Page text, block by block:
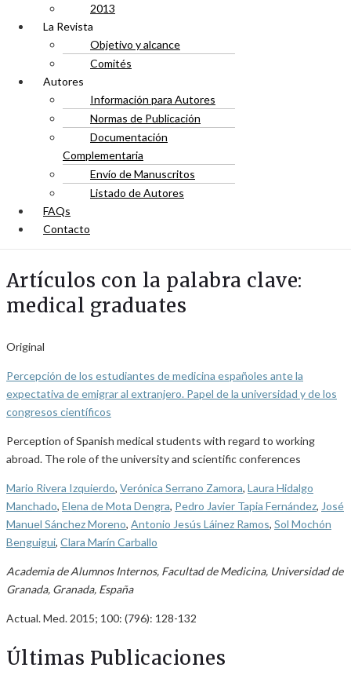
2013
La Revista
Objetivo y alcance
Comités
Autores
Información para Autores
Normas de Publicación
Documentación
Complementaria
Envío de Manuscritos
Listado de Autores
FAQs
Contacto
Artículos con la palabra clave:
medical graduates
Original
Percepción de los estudiantes de medicina españoles ante la
expectativa de emigrar al extranjero. Papel de la universidad y de los
congresos científicos
Perception of Spanish medical students with regard to working
abroad. The role of the university and scientific conferences
Mario Rivera Izquierdo, Verónica Serrano Zamora, Laura Hidalgo
Manchado, Elena de Mota Dengra, Pedro Javier Tapia Fernández, José
Manuel Sánchez Moreno, Antonio Jesús Láinez Ramos, Sol Mochón
Benguigui, Clara Marín Carballo
Academia de Alumnos Internos, Facultad de Medicina, Universidad de
Granada, Granada, España
Actual. Med. 2015; 100: (796): 128-132
Últimas Publicaciones